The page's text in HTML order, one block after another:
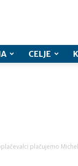
CELJE
plačujemo